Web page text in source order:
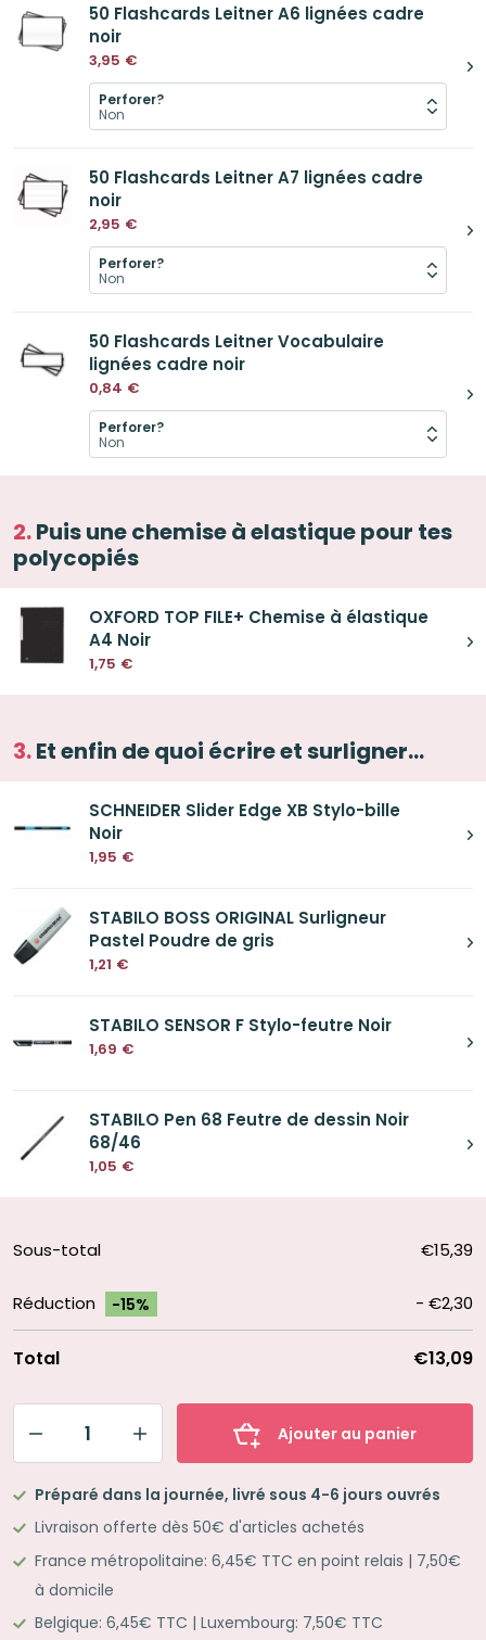
50 Flashcards Leitner A6 lignées cadre
noir
3,95 €
Perforer?
50 Flashcards Leitner A7 lignées cadre
noir
2,95 €
Perforer?
50 Flashcards Leitner Vocabulaire
lignées cadre noir
0,84 €
Perforer?
Puis une chemise à elastique pour tes
polycopiés
OXFORD TOP FILE+ Chemise à élastique
A4 Noir
1,75 €
Et enfin de quoi écrire et surligner...
SCHNEIDER Slider Edge XB Stylo-bille
Noir
1,95 €
STABILO BOSS ORIGINAL Surligneur
Pastel Poudre de gris
1,21 €
STABILO SENSOR F Stylo-feutre Noir
1,69 €
STABILO Pen 68 Feutre de dessin Noir
68/46
1,05 €
Sous-total €15,39
Réduction -15% - €2,30
Total €13,09
Kit
Mes
jolies
notes
de
Ajouter au panier
Préparé dans la journée, livré sous 4-6 jours ouvrés
Livraison offerte dès 50€ d'articles achetés
France métropolitaine: 6,45€ TTC en point relais | 7,50€
à domicile
Belgique: 6,45€ TTC | Luxembourg: 7,50€ TTC